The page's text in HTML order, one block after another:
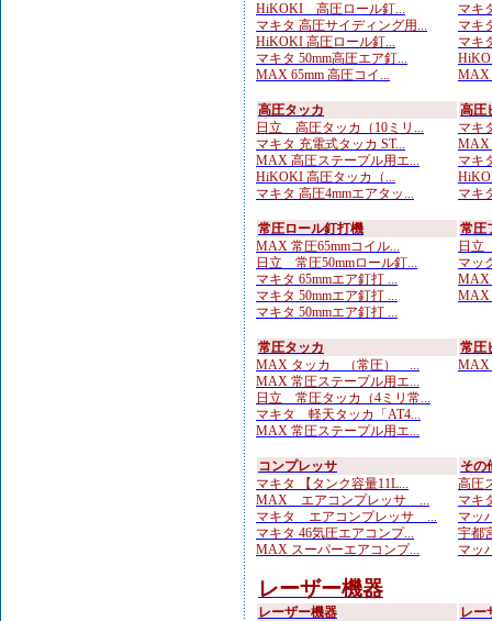
HiKOKI 高圧ロール釘...
マキタ 高圧サイディング用...
HiKOKI 高圧ロール釘...
マキタ 50mm高圧エア釘...
MAX 65mm 高圧コイ...
マキ
マキ
マキ
MAX
高圧タッカ
日立 高圧タッカ（10ミリ...
マキタ 充電式タッカ ST...
MAX 高圧ステープル用エ...
HiKOKI 高圧タッカ（...
マキタ 高圧4mmエアタッ...
高圧
マキ
MAX
マキ
マキ
常圧ロール釘打機
MAX 常圧65mmコイル...
日立 常圧50mmロール釘...
マキタ 65mmエア釘打 ...
マキタ 50mmエア釘打 ...
マキタ 50mmエア釘打 ...
常圧
日立
マッ
MAX
MAX
常圧タッカ
MAX タッカ （常圧） ...
MAX 常圧ステープル用エ...
日立 常圧タッカ（4ミリ常...
マキタ 軽天タッカ「AT4...
MAX 常圧ステープル用エ...
常圧
MAX
コンプレッサ
マキタ 【タンク容量11L...
MAX エアコンプレッサ ...
マキタ エアコンプレッサ ...
マキタ 46気圧エアコンプ...
MAX スーパーエアコンプ...
その
高圧
マキ
マッ
宇都
マッ
レーザー機器
レーザー機器
レー